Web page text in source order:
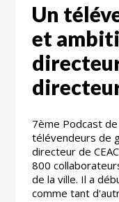
Un
et
7ème Podcast
télévendeurs de
directeur de
800
de la ville. Il a
comme tant